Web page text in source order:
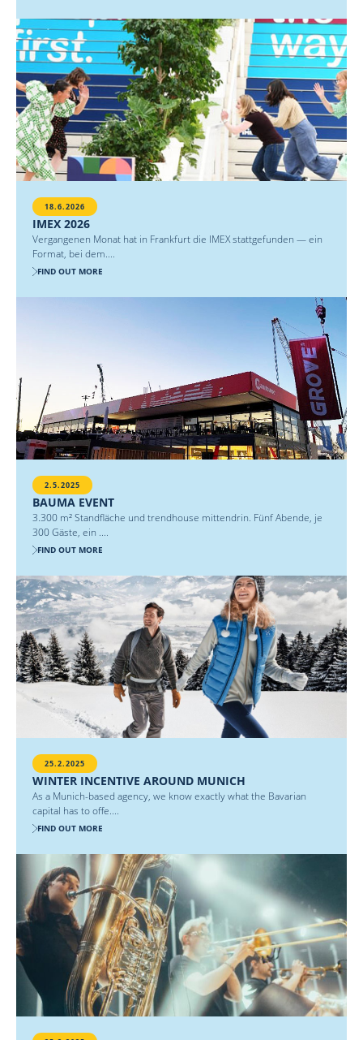
18.6.2026
IMEX 2026
Vergangenen Monat hat in Frankfurt die IMEX stattgefunden — ein
Format, bei dem....
FIND OUT MORE
2.5.2025
BAUMA EVENT
3.300 m² Standfläche und trendhouse mittendrin. Fünf Abende, je
300 Gäste, ein ....
FIND OUT MORE
25.2.2025
WINTER INCENTIVE AROUND MUNICH
As a Munich-based agency, we know exactly what the Bavarian
capital has to offe....
FIND OUT MORE